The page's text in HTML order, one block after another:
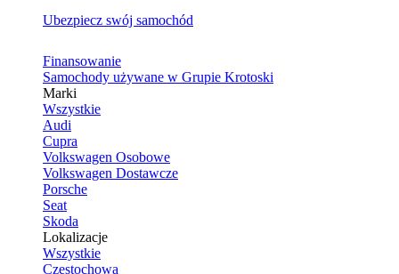
Ubezpiecz swój samochód
Finansowanie
Samochody używane w Grupie Krotoski
Marki
Wszystkie
Audi
Cupra
Volkswagen Osobowe
Volkswagen Dostawcze
Porsche
Seat
Skoda
Lokalizacje
Wszystkie
Częstochowa